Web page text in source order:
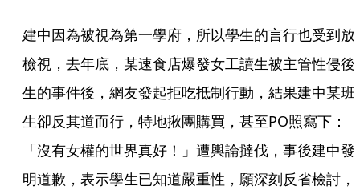
建中因為被視為第一學府，所以學生的言行也受到放
檢視，去年底，某速食店爆發女工讀生被主管性侵後
生的事件後，網友發起拒吃抵制行動，結果建中某班
生卻反其道而行，特地揪團購買，甚至PO照寫下：
「沒有女權的世界真好！」遭輿論撻伐，事後建中發
明道歉，表示學生已知道嚴重性，願深刻反省檢討，